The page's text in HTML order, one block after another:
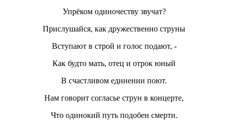
Упрёком одиночеству звучат?
Прислушайся, как дружественно струны
Вступают в строй и голос подают, -
Как будто мать, отец и отрок юный
В счастливом единении поют.
Нам говорит согласье струн в концерте,
Что одинокий путь подобен смерти.